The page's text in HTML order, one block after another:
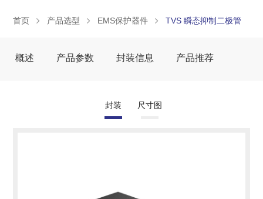
首页 产品选型 EMS保护器件 TVS 瞬态抑制二极管
概述 产品参数 封装信息 产品推荐
封装 尺寸图